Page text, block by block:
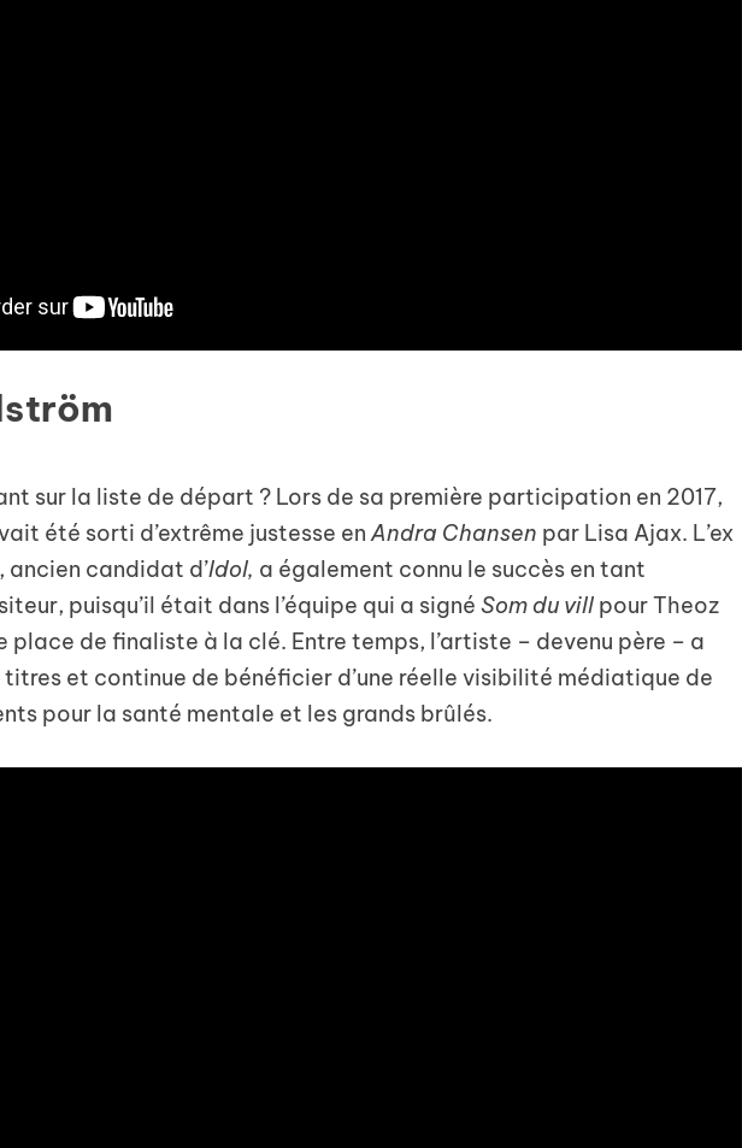
sur la liste de départ ? Lors de sa première participation en 2017,
été sorti d’extrême justesse enAndra Chansen par Lisa Ajax. L’ex
candidat d’Idol, a également connu le succès en tant
puisqu’il était dans l’équipe qui a signé Som du vill pour Theoz
place de finaliste à la clé. Entre temps, l’artiste – devenu père – a
et continue de bénéficier d’une réelle visibilité médiatique de
pour la santé mentale et les grands brûlés.